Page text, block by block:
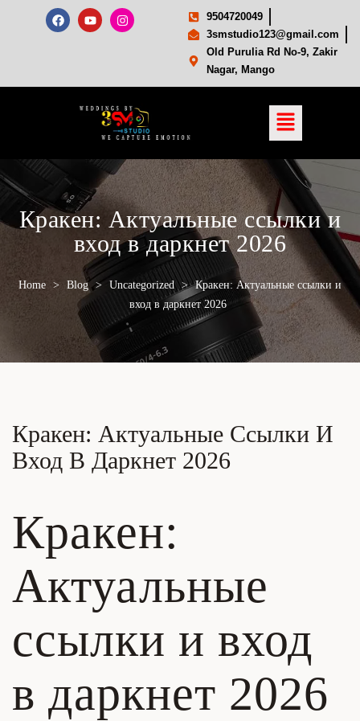
9504720049
3smstudio123@gmail.com
Old Purulia Rd No-9, Zakir
Nagar, Mango
Кракен: Актуальные ссылки и
вход в даркнет 2026
Home > Blog > Uncategorized > Кракен: Актуальные ссылки и
вход в даркнет 2026
Кракен: Актуальные Ссылки И
Вход В Даркнет 2026
Кракен:
Актуальные
ссылки и вход
в даркнет 2026